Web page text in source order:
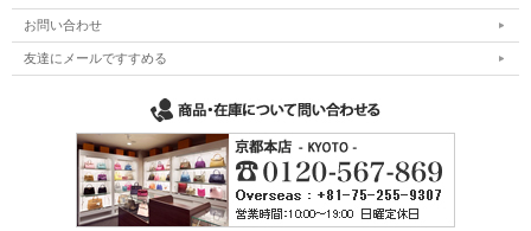
お問い合わせ
友達にメールですすめる